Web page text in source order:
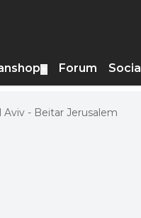
Forum Social
Aviv - Beitar Jerusalem